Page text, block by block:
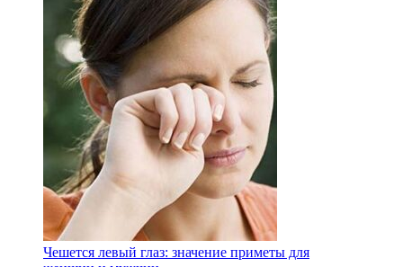
Чешется левый глаз: значение приметы для